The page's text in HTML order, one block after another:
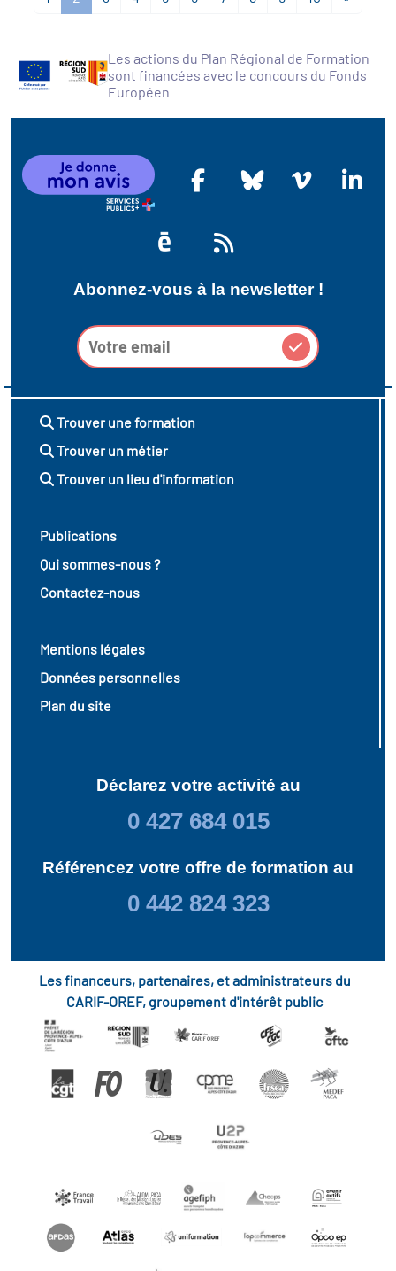
Les actions du Plan Régional de Formation
sont financées avec le concours du Fonds
Européen
Abonnez-vous à la newsletter !
Trouver une formation
Trouver un métier
Trouver un lieu d'information
Publications
Qui sommes-nous ?
Contactez-nous
Mentions légales
Données personnelles
Plan du site
Déclarez votre activité au
0 427 684 015
Référencez votre offre de formation au
0 442 824 323
Les financeurs, partenaires, et administrateurs du
CARIF-OREF, groupement d'intérêt public